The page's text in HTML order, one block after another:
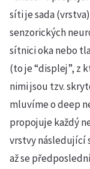
síti je sada
senzorických
sítnici oka nebo
(to je “displej”, z
nimi jsou tzv.
mluvíme o deep
propojuje každý
vrstvy následující
až se